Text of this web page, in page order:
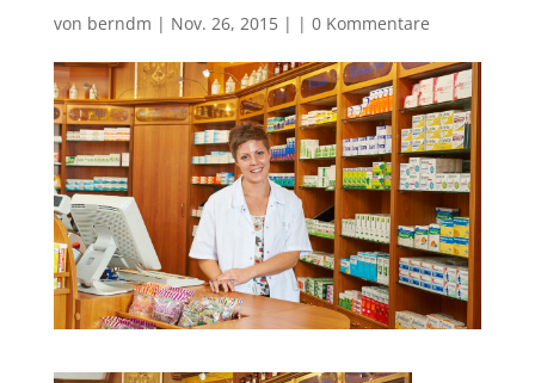
von berndm | Nov. 26, 2015 | | 0 Kommentare